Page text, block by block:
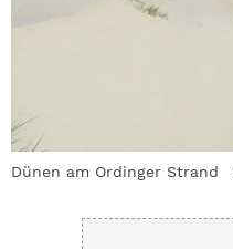
Dünen am Ordinger Strand